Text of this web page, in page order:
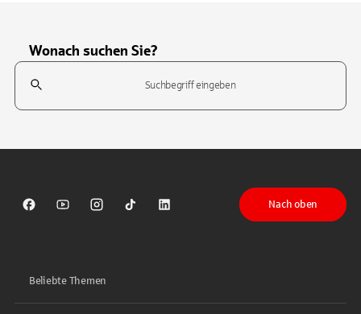
Wonach suchen Sie?
Suchfeld
Sparkasse auf Facebook
Sparkasse auf Youtube
Sparkasse auf Instagram
Sparkasse auf TikTok
Sparkasse auf LinkedIn
Nach oben
Beliebte Themen